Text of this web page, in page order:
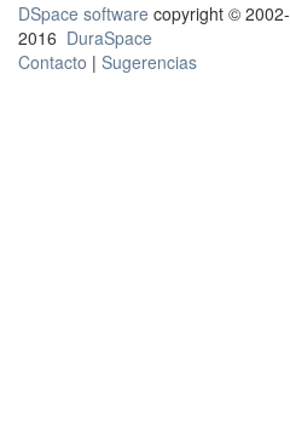
DSpace software copyright © 2002-
2016 DuraSpace
Contacto | Sugerencias